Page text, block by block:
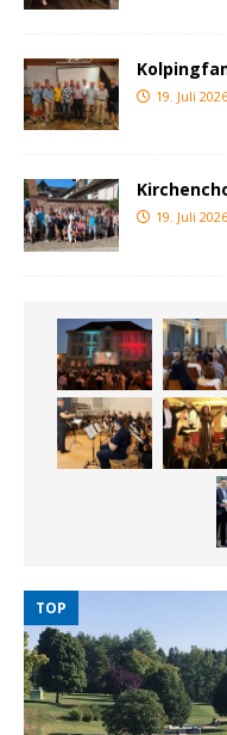
19. Juli 2026
19. Juli 2026
TOP